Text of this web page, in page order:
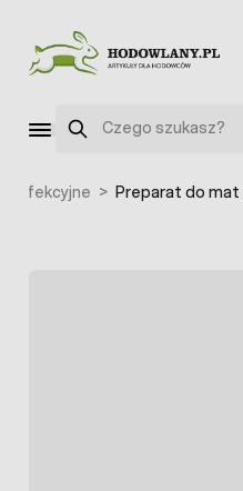
Szukaj
> Preparat do